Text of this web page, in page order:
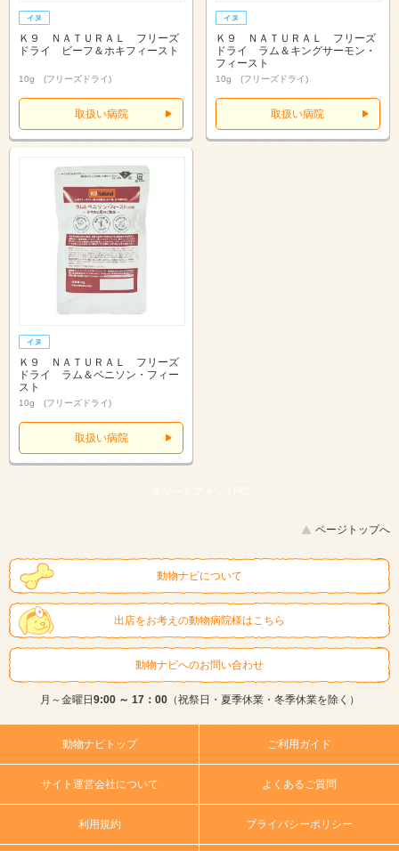
Ｋ９ ＮＡＴＵＲＡＬ フリーズ
ドライ ビーフ＆ホキフィースト
10g (フリーズドライ)
取扱い病院
Ｋ９ ＮＡＴＵＲＡＬ フリーズ
ドライ ラム＆キングサーモン・
フィースト
10g (フリーズドライ)
取扱い病院
Ｋ９ ＮＡＴＵＲＡＬ フリーズ
ドライ ラム＆ベニソン・フィー
スト
10g (フリーズドライ)
取扱い病院
スマートフォン | PC
ページトップへ
動物ナビについて
出店をお考えの動物病院様はこちら
動物ナビへのお問い合わせ
月～金曜日9:00 ～ 17：00（祝祭日・夏季休業・冬季休業を除く）
動物ナビトップ ご利用ガイド
サイト運営会社について よくあるご質問
利用規約 プライバシーポリシー